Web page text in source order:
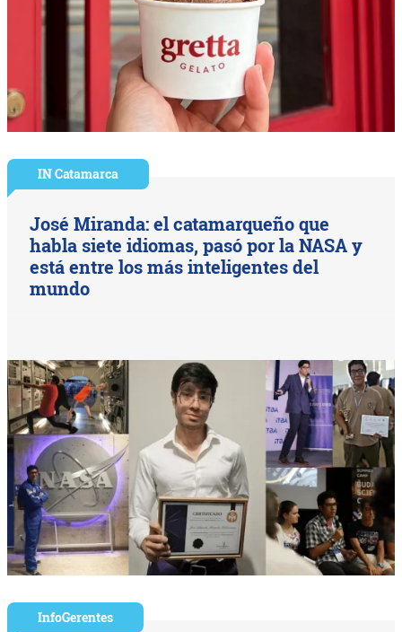
IN Catamarca
José Miranda: el catamarqueño que
habla siete idiomas, pasó por la NASA y
está entre los más inteligentes del
mundo
InfoGerentes